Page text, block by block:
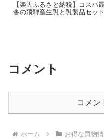
【楽天ふるさと納税】コスパ
舎の飛騨産生乳と乳製品セッ
コメント
コメン
ホーム お得な買物